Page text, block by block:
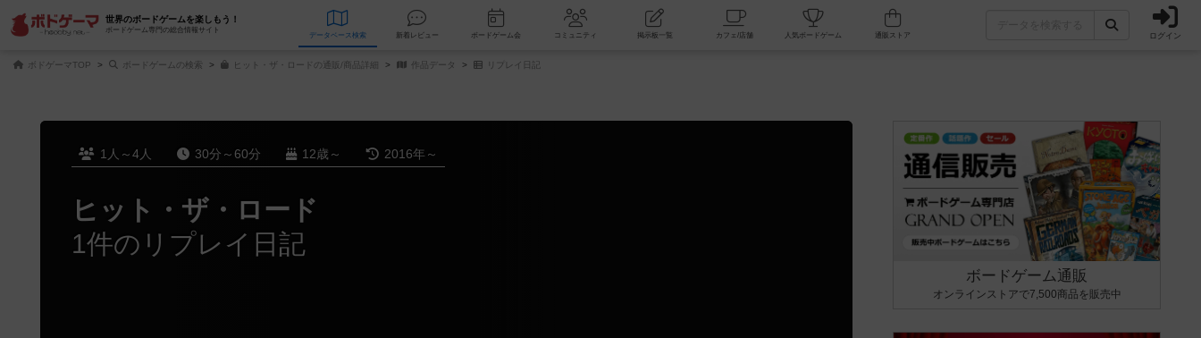
世界のボードゲームを楽しもう！
ボードゲーム専門の総合情報サイト
データベース 検索 新着レビュー ボードゲーム会 コミュニティ 掲示板一覧 カフェ/店舗 人気ボードゲーム ログイン
ボドゲーマTOP ボードゲームの検索 ヒット・ザ・ロードの通販/商品詳細 作品データ リプレイ日記
1人～4人 30分～60分 12歳～ 2016年～
ヒット・ザ・ロード
1件のリプレイ日記
ボードゲーム通販
オンラインストアで7,500商品を販売中